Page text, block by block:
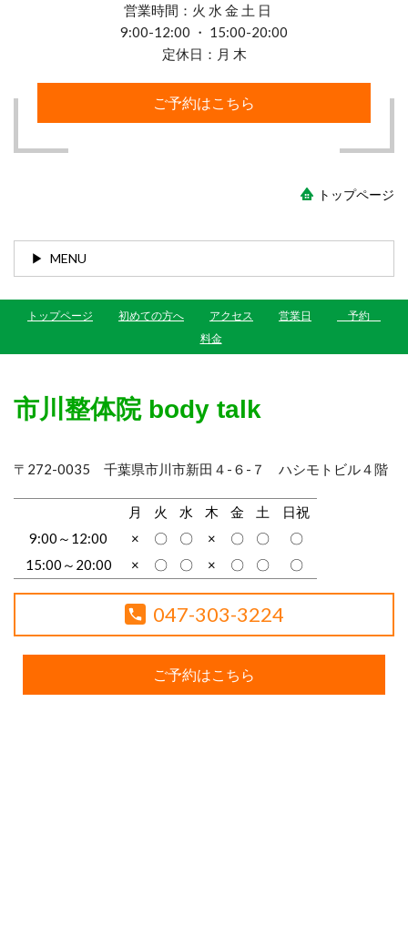
営業時間：火 水 金 土 日
9:00-12:00 ・ 15:00-20:00
定休日：月 木
ご予約はこちら
トップページ
MENU
トップページ 初めての方へ アクセス 営業日
予約
料金
市川整体院 body talk
〒272-0035 千葉県市川市新田４-６-７ ハシモトビル４階
月 火 水 木 金 土
日祝
9:00～12:00
× 〇 〇 × 〇 〇
〇
15:00～20:00
× 〇 〇 × 〇 〇 〇
047-303-3224
ご予約はこちら